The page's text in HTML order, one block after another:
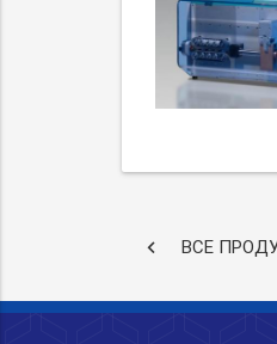
keyboard_arrow_left ВСЕ